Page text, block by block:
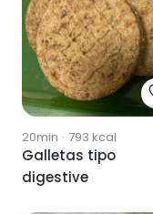
20min · 793 kcal
Galletas tipo
digestive